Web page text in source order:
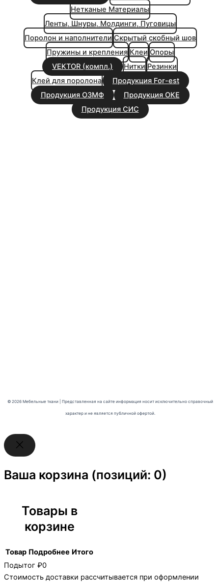
Нетканые Материалы
Ленты, Шнуры, Молдинги, Пуговицы
Поролон и наполнители Скрытый скобный шов
Пружины и крепления Клеи Опоры
VEKTOR (компл.)
Нитки Резинки
Клей для поролона
Продукция For-est
Продукция ОЗМФ
Продукция ОКЕ
Продукция СИС
© 2026 Мебельные ткани | Представленная на сайте информация носит исключительно справочный
характер и не является публичной офертой.
Ваша корзина (позиций: 0)
Товары в
корзине
Товар Подробнее Итого
Подытог ₽0
Стоимость доставки рассчитывается при оформлении